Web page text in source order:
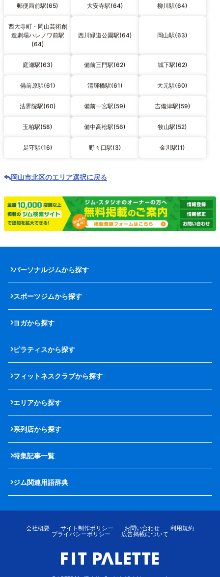
郵便局前駅(65) 大安寺駅(64) 柳川駅(64)
西大寺町・岡山芸術創
造劇場ハレノワ前駅
(64)
西川緑道公園駅(64) 岡山駅(63)
庭瀬駅(63) 備前三門駅(62) 城下駅(62)
備前原駅(61) 清輝橋駅(61) 大元駅(60)
法界院駅(60) 備前一宮駅(59) 吉備津駅(59)
玉柏駅(58) 備中高松駅(56) 牧山駅(52)
足守駅(16) 野々口駅(3) 金川駅(1)
岡山市北区のエリア選択に戻る
パーソナルジムから探す
スポーツジムから探す
ヨガから探す
ピラティスから探す
フィットネスクラブから探す
エリアから探す
系列店から探す
特集記事一覧
ジム関連用語辞典
会社概要 サイト制作ポリシー お問い合わせ
利用規約
プライバシーポリシー
広告掲載について